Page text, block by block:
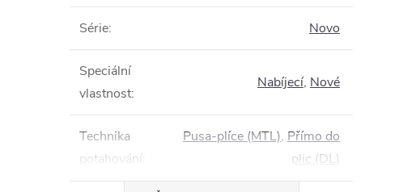
Série: Novo
Speciální
vlastnost:
Nabíjecí, Nové
Technika
potahování:
Pusa-plíce (MTL), Přímo do
plic (DL)